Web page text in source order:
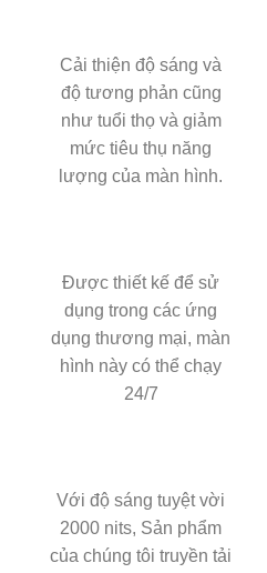
Cải thiện độ sáng và
độ tương phản cũng
như tuổi thọ và giảm
mức tiêu thụ năng
lượng của màn hình.
Được thiết kế để sử
dụng trong các ứng
dụng thương mại, màn
hình này có thể chạy
24/7
Với độ sáng tuyệt vời
2000 nits, Sản phẩm
của chúng tôi truyền tải